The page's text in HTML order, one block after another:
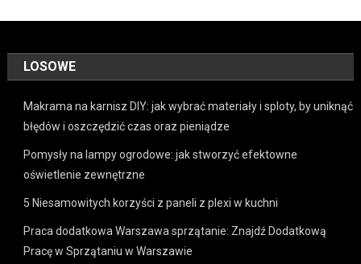
LOSOWE
Makrama na karnisz DIY: jak wybrać materiały i sploty, by uniknąć
błędów i oszczędzić czas oraz pieniądze
Pomysły na lampy ogrodowe: jak stworzyć efektowne
oświetlenie zewnętrzne
5 Niesamowitych korzyści z paneli z plexi w kuchni
Praca dodatkowa Warszawa sprzątanie: Znajdź Dodatkową
Pracę w Sprzątaniu w Warszawie